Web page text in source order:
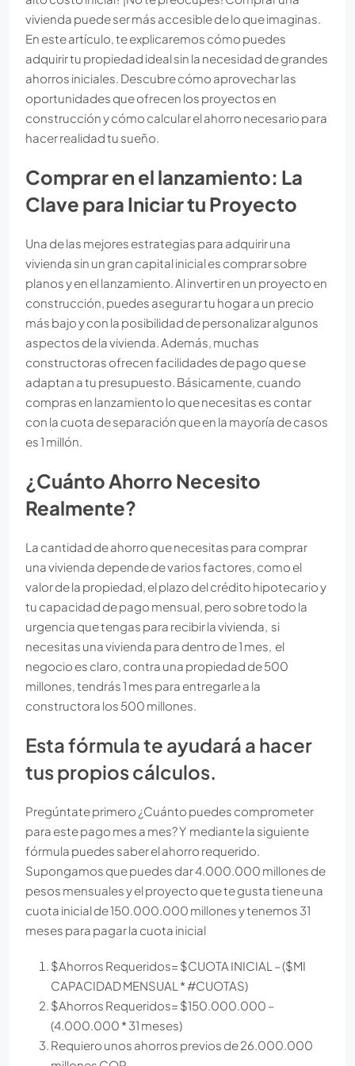
vivienda puede ser más accesible de lo que imaginas.
En este artículo, te explicaremos cómo puedes
adquirir tu propiedad ideal sin la necesidad de grandes
ahorros iniciales. Descubre cómo aprovechar las
oportunidades que ofrecen los proyectos en
construcción y cómo calcular el ahorro necesario para
hacer realidad tu sueño.
Comprar en el lanzamiento: La
Clave para Iniciar tu Proyecto
Una de las mejores estrategias para adquirir una
vivienda sin un gran capital inicial es comprar sobre
planos y en el lanzamiento. Al invertir en un proyecto en
construcción, puedes asegurar tu hogar a un precio
más bajo y con la posibilidad de personalizar algunos
aspectos de la vivienda. Además, muchas
constructoras ofrecen facilidades de pago que se
adaptan a tu presupuesto. Básicamente, cuando
compras en lanzamiento lo que necesitas es contar
con la cuota de separación que en la mayoría de casos
es 1 millón.
¿Cuánto Ahorro Necesito
Realmente?
La cantidad de ahorro que necesitas para comprar
una vivienda depende de varios factores, como el
valor de la propiedad, el plazo del crédito hipotecario y
tu capacidad de pago mensual, pero sobre todo la
urgencia que tengas para recibir la vivienda, si
necesitas una vivienda para dentro de 1 mes, el
negocio es claro, contra una propiedad de 500
millones, tendrás 1 mes para entregarle a la
constructora los 500 millones.
Esta fórmula te ayudará a hacer
tus propios cálculos.
Pregúntate primero ¿Cuánto puedes comprometer
para este pago mes a mes? Y mediante la siguiente
fórmula puedes saber el ahorro requerido.
Supongamos que puedes dar 4.000.000 millones de
pesos mensuales y el proyecto que te gusta tiene una
cuota inicial de 150.000.000 millones y tenemos 31
meses para pagar la cuota inicial
$Ahorros Requeridos= $CUOTA INICIAL – ($MI
CAPACIDAD MENSUAL * #CUOTAS)
$Ahorros Requeridos= $150.000.000 –
(4.000.000 * 31 meses)
Requiero unos ahorros previos de 26.000.000